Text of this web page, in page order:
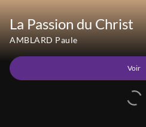
La Passion du Christ
AMBLARD Paule
Voir